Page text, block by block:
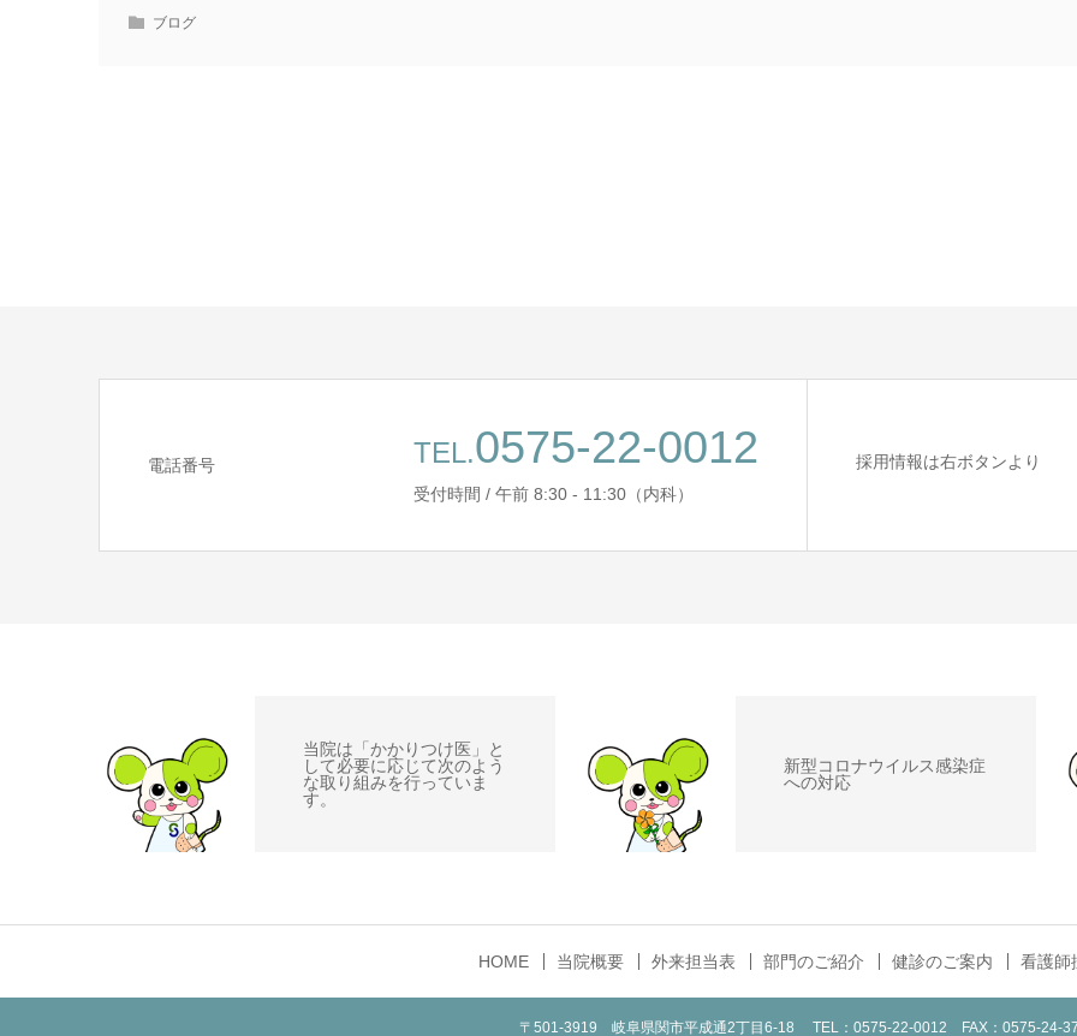
ブログ
電話番号 TEL.0575-22-0012
受付時間 / 午前 8:30 - 11:30（内科）
採用情報は右ボタンより
当院は「かかりつけ医」と
して必要に応じて次のよう
な取り組みを行っていま
す。
新型コロナウイルス感染症
への対応
HOME 当院概要 外来担当表 部門のご紹介 健診のご案内 看護師
〒501‐3919 岐阜県関市平成通2丁目6-18 TEL：0575-22-0012 FAX：0575-24-